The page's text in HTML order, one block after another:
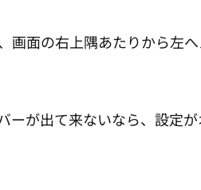
画面の右上隅あたりから左
ーが出て来ないなら、設定